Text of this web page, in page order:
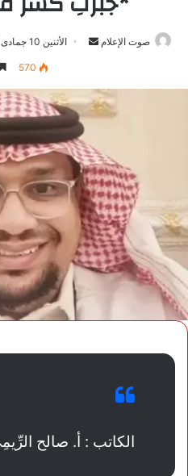
صوت الإعلام
أرسلالأثنين 10 جمادى الآخرة 1447هـ 1-12-2025م
570
الكاتب : أ. صالح